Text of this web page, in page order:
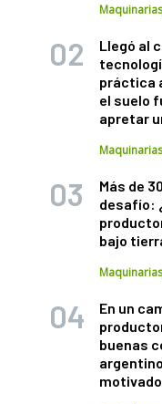
Llegó al
práctica
el suelo
apretar
Más de
desafío:
bajo
En un
buenas